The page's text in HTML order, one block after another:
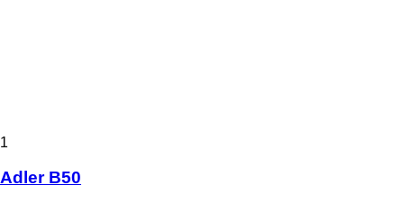
1
Adler B50